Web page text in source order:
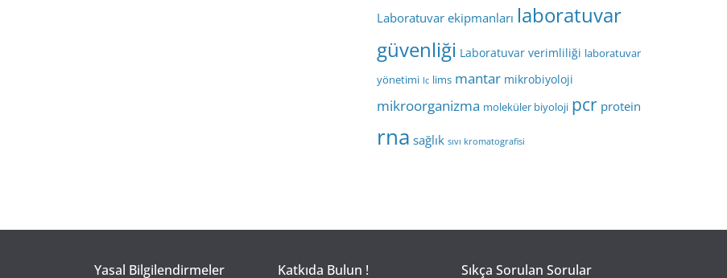
Laboratuvar ekipmanları laboratuvar
güvenliği Laboratuvar verimliliği laboratuvar
yönetimi lc lims mantar mikrobiyoloji
mikroorganizma moleküler biyoloji pcr protein
rna sağlık sıvı kromatografisi
Yasal Bilgilendirmeler Katkıda Bulun ! Sıkça Sorulan Sorular